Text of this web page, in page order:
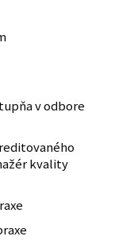
v odbore
kvality